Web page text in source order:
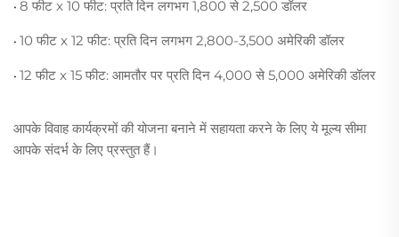
• 8 फीट x 10 फीट: प्रति दिन लगभग 1,800 से 2,500 डॉलर
• 10 फीट x 12 फीट: प्रति दिन लगभग 2,800-3,500 अमेरिकी डॉलर
• 12 फीट x 15 फीट: आमतौर पर प्रति दिन 4,000 से 5,000 अमेरिकी डॉलर
आपके विवाह कार्यक्रमों की योजना बनाने में सहायता करने के लिए ये मूल्य सीमा
आपके संदर्भ के लिए प्रस्तुत हैं।